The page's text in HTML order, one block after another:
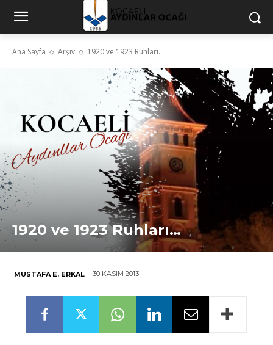
Ana Sayfa Arşiv 1920 ve 1923 Ruhları...
1920 ve 1923 Ruhları…
MUSTAFA E. ERKAL 30 KASIM 2013